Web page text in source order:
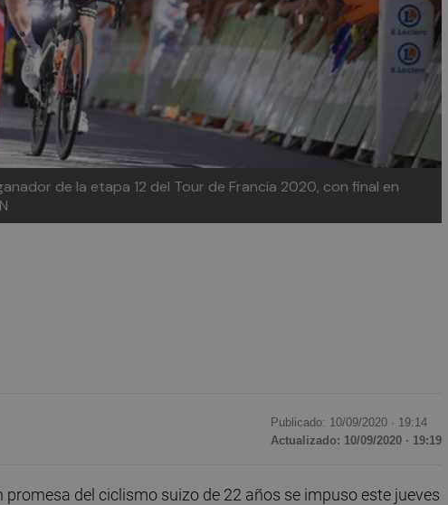
de la etapa 12 del Tour de Francia 2020, con final en
Publicado: 10/09/2020 · 19:14
Actualizado: 10/09/2020 · 19:19
promesa del ciclismo suizo de 22 años se impuso este jueves